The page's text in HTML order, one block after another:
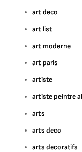
art deco
art list
art moderne
art paris
artiste
artiste peintre
arts
arts deco
arts decoratifs